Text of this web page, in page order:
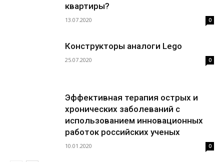
квартиры?
13.07.2020 0
Конструкторы аналоги Lego
25.07.2020 0
Эффективная терапия острых и
хронических заболеваний с
использованием инновационных
работок российских ученых
10.01.2020 0